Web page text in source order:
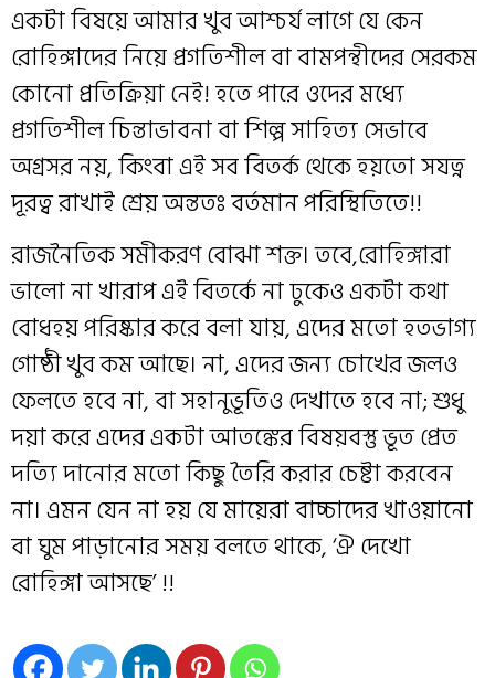
একটা বিষয়ে আমার খুব আশ্চর্য লাগে যে কেন
রোহিঙ্গাদের নিয়ে প্রগতিশীল বা বামপন্থীদের সেরকম
কোনো প্রতিক্রিয়া নেই! হতে পারে ওদের মধ্যে
প্রগতিশীল চিন্তাভাবনা বা শিল্প সাহিত্য সেভাবে
অগ্রসর নয়, কিংবা এই সব বিতর্ক থেকে হয়তো সযত্ন
দূরত্ব রাখাই শ্রেয় অন্ততঃ বর্তমান পরিস্থিতিতে!!
রাজনৈতিক সমীকরণ বোঝা শক্ত। তবে,রোহিঙ্গারা
ভালো না খারাপ এই বিতর্কে না ঢুকেও একটা কথা
বোধহয় পরিষ্কার করে বলা যায়, এদের মতো হতভাগ্য
গোষ্ঠী খুব কম আছে। না, এদের জন্য চোখের জলও
ফেলতে হবে না, বা সহানুভূতিও দেখাতে হবে না; শুধু
দয়া করে এদের একটা আতঙ্কের বিষয়বস্তু ভূত প্রেত
দত্যি দানোর মতো কিছু তৈরি করার চেষ্টা করবেন
না। এমন যেন না হয় যে মায়েরা বাচ্চাদের খাওয়ানো
বা ঘুম পাড়ানোর সময় বলতে থাকে, ‘ঐ দেখো
রোহিঙ্গা আসছে’ !!